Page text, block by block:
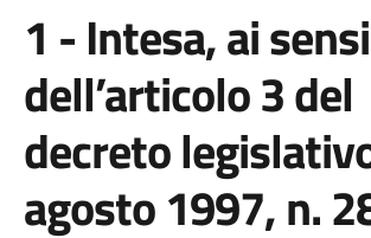
1 - Intesa, ai sensi
dell’articolo 3 del
decreto
agosto 1997, n.